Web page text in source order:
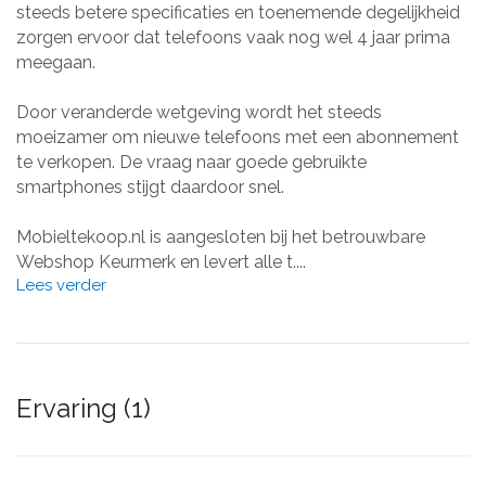
steeds betere specificaties en toenemende degelijkheid
zorgen ervoor dat telefoons vaak nog wel 4 jaar prima
meegaan.
Door veranderde wetgeving wordt het steeds
moeizamer om nieuwe telefoons met een abonnement
te verkopen. De vraag naar goede gebruikte
smartphones stijgt daardoor snel.
Mobieltekoop.nl is aangesloten bij het betrouwbare
Webshop Keurmerk en levert alle t....
Lees verder
Ervaring (1)